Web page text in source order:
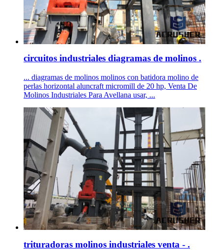
circuitos industriales diagramas de molinos .
... diagramas de molinos molinos con batidora molino de
perlas horizontal aluncraft micromill de 20 hp, Venta De
Molinos Industriales Para Avellana usar, ...
trituradoras molinos industriales venta - .